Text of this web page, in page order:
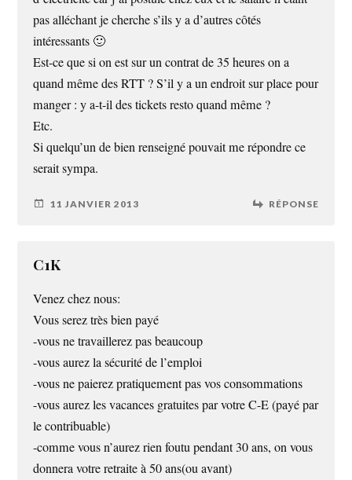
pas alléchant je cherche s’ils y a d’autres côtés
intéressants 🙂
Est-ce que si on est sur un contrat de 35 heures on a
quand même des RTT ? S’il y a un endroit sur place pour
manger : y a-t-il des tickets resto quand même ?
Etc.
Si quelqu’un de bien renseigné pouvait me répondre ce
serait sympa.
11 JANVIER 2013 RÉPONSE
C1K
Venez chez nous:
Vous serez très bien payé
-vous ne travaillerez pas beaucoup
-vous aurez la sécurité de l’emploi
-vous ne paierez pratiquement pas vos consommations
-vous aurez les vacances gratuites par votre C-E (payé par
le contribuable)
-comme vous n’aurez rien foutu pendant 30 ans, on vous
donnera votre retraite à 50 ans(ou avant)